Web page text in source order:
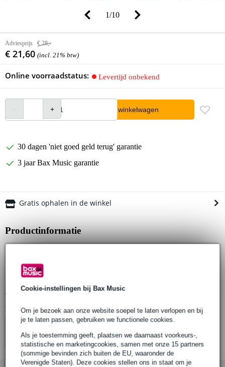
Cookie-instellingen bij Bax Music
Om je bezoek aan onze website soepel te laten verlopen en bij
je te laten passen, gebruiken we functionele cookies.
Als je toestemming geeft, plaatsen we daarnaast voorkeurs-,
statistische en marketingcookies, samen met onze 15 partners
(sommige bevinden zich buiten de EU, waaronder de
Verenigde Staten). Deze cookies stellen ons in staat om je
1/10
Adviesprijs € 28,-
€ 21,60 (incl. 21% btw)
Online voorraadstatus: Levertijd onbekend
In winkelwagen
30 dagen 'niet goed geld terug' garantie
3 jaar Bax Music garantie
Gratis ophalen in de winkel
Productinformatie
USB-A naar USB-B
lengte: 1.5 meter
Bekijk alle productspecificaties
Bekijk ook eens (4)